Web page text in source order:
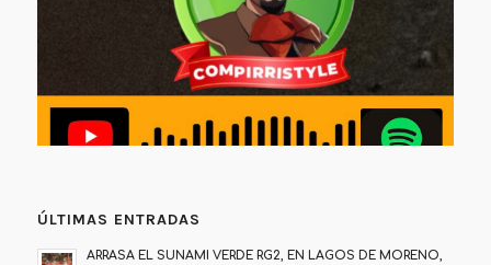
ÚLTIMAS ENTRADAS
ARRASA EL SUNAMI VERDE RG2, EN LAGOS DE MORENO,